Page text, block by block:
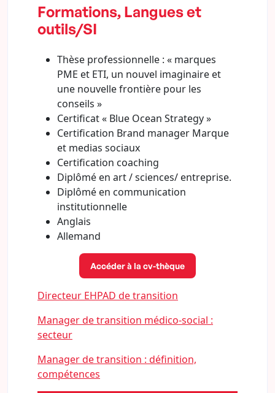
Formations, Langues et
outils/SI
Thèse professionnelle : « marques
PME et ETI, un nouvel imaginaire et
une nouvelle frontière pour les
conseils »
Certificat « Blue Ocean Strategy »
Certification Brand manager Marque
et medias sociaux
Certification coaching
Diplômé en art / sciences/ entreprise.
Diplômé en communication
institutionnelle
Anglais
Allemand
Accéder à la cv-thèque
Directeur EHPAD de transition
Manager de transition médico-social :
secteur
Manager de transition : définition,
compétences